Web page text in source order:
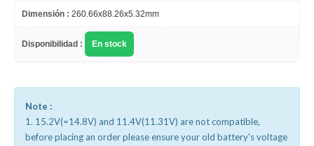
Dimensión : 260.66x88.26x5.32mm
Disponibilidad : En stock
Note :
1. 15.2V(=14.8V) and 11.4V(11.31V) are not compatible,
before placing an order please ensure your old battery's voltage